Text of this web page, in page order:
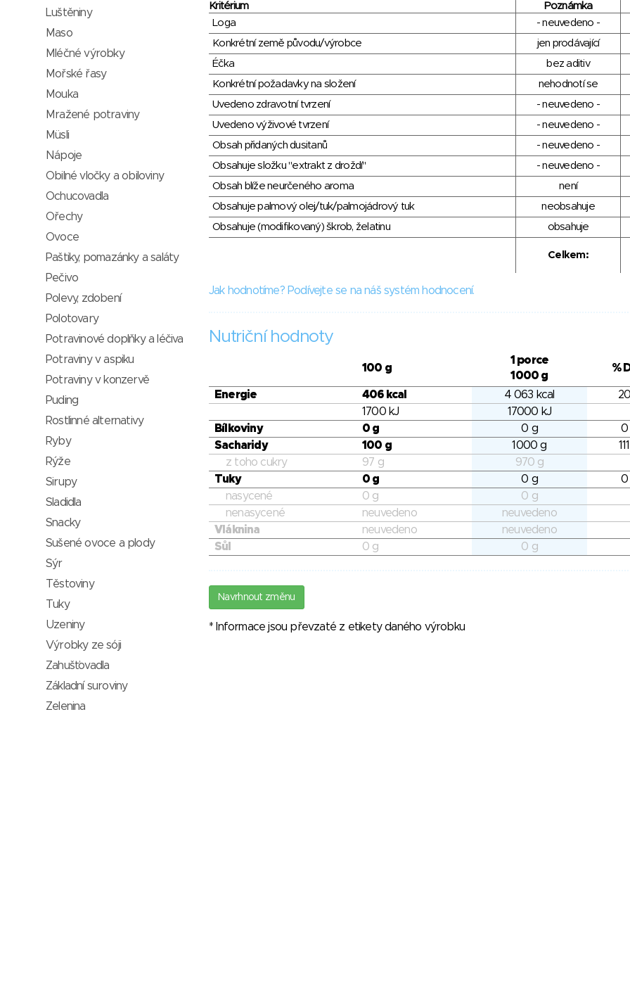
Kritérium Poznámka
Loga
- neuvedeno -
Konkrétní země původu/výrobce
jen prodávající
Éčka
bez aditiv
Konkrétní požadavky na složení
nehodnotí se
Uvedeno zdravotní tvrzení
- neuvedeno -
Uvedeno výživové tvrzení
- neuvedeno -
Obsah přidaných dusitanů
- neuvedeno -
Obsahuje složku "extrakt z droždí"
- neuvedeno -
Obsah blíže neurčeného aroma
není
Obsahuje palmový olej/tuk/palmojádrový tuk
neobsahuje
Obsahuje (modifikovaný) škrob, želatinu
obsahuje
Celkem:
Jak hodnotíme? Podívejte se na náš systém hodnocení.
Nutriční hodnoty
100 g
1 porce
1000 g
%
Energie 406 kcal 4 063 kcal
1700 kJ
17000 kJ
Bílkoviny
0 g 0 g
0
Sacharidy
100 g 1000 g
z toho cukry
97 g
970 g
Tuky
0 g 0 g
0
nasycené
0 g
0 g
nenasycené
neuvedeno
neuvedeno
Vláknina
neuvedeno
neuvedeno
Sůl
0 g 0 g
Navrhnout změnu
* Informace jsou převzaté z etikety daného výrobku
Luštěniny
Maso
Mléčné výrobky
Mořské řasy
Mouka
Mražené potraviny
Müsli
Nápoje
Obilné vločky a obiloviny
Ochucovadla
Ořechy
Ovoce
Paštiky, pomazánky a saláty
Pečivo
Polevy, zdobení
Polotovary
Potravinové doplňky a léčiva
Potraviny v aspiku
Potraviny v konzervě
Puding
Rostlinné alternativy
Ryby
Rýže
Sirupy
Sladidla
Snacky
Sušené ovoce a plody
Sýr
Těstoviny
Tuky
Uzeniny
Výrobky ze sóji
Zahušťovadla
Základní suroviny
Zelenina